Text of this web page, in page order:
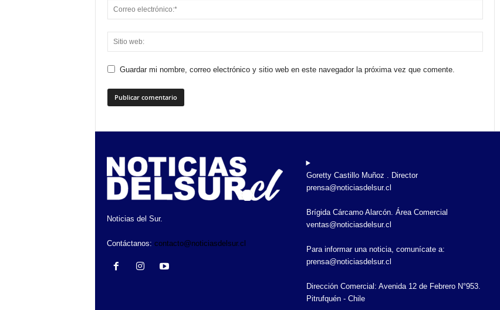
Guardar mi nombre, correo electrónico y sitio web en este navegador la próxima vez que comente.
Noticias del Sur.
Contáctanos: contacto@noticiasdelsur.cl
Goretty Castillo Muñoz . Director
prensa@noticiasdelsur.cl
Brígida Cárcamo Alarcón. Área Comercial
ventas@noticiasdelsur.cl
Para informar una noticia, comunícate a:
prensa@noticiasdelsur.cl
Dirección Comercial: Avenida 12 de Febrero N°953.
Pitrufquén - Chile